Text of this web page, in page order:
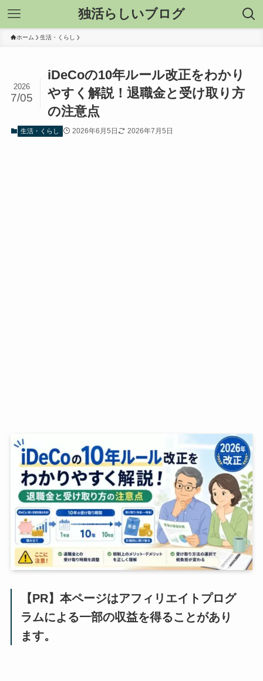
独活らしいブログ
ホーム 生活・くらし
iDeCoの10年ルール改正をわかり
やすく解説！退職金と受け取り方
の注意点
2026
7/05
生活・くらし 2026年6月5日 2026年7月5日
【PR】本ページはアフィリエイトプログ
ラムによる一部の収益を得ることがあり
ます。